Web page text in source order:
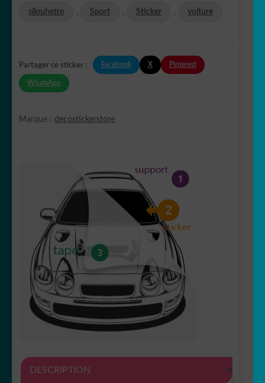
silouhette , Sport , Sticker , voiture
Partager ce sticker : Facebook X Pinterest
WhatsApp
Marque : decostickerstore
DESCRIPTION